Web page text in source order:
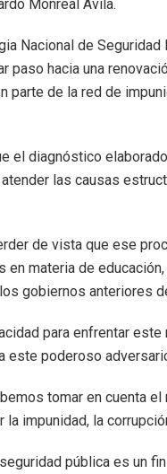
Monreal Ávila.
Nacional de
paso hacia una
parte de la red de
el diagnóstico
las causas
de vista que ese
materia de
gobiernos anteriores
para enfrentar
este poderoso
tomar en cuenta
impunidad, la
pública es un